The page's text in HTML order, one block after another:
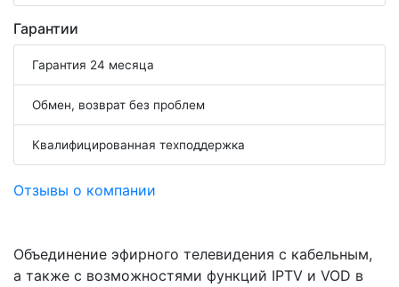
Гарантии
Гарантия 24 месяца
Обмен, возврат без проблем
Квалифицированная техподдержка
Отзывы о компании
Объединение эфирного телевидения с кабельным,
а также с возможностями функций IPTV и VOD в